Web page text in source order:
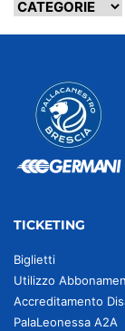
TICKETING
Biglietti
Utilizzo
Accreditamento
PalaLeonessa A2A